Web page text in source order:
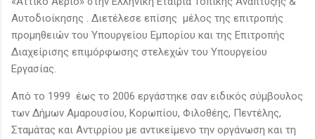
Αυτοδιοίκησης . Διετέλεσε επίσης μέλος της επιτροπής
προμηθειών του Υπουργείου Εμπορίου και της Επιτροπής
Διαχείρισης επιμόρφωσης στελεχών του Υπουργείου
Εργασίας.
Από το 1999 έως το 2006 εργάστηκε σαν ειδικός σύμβουλος
των Δήμων Αμαρουσίου, Κορωπίου, Φιλοθέης, Πεντέλης,
Σταμάτας και Αντιρρίου με αντικείμενο την οργάνωση και τη